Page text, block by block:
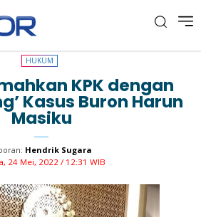
HUKUM
KPK dengan
Kasus Buron Harun
Masiku
Hendrik Sugara
24 Mei, 2022 / 12:31 WIB